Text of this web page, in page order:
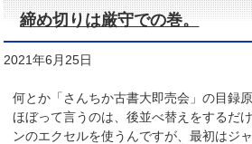
締め切りは厳守での巻。
2021年6月25日
何とか「さんちか古書大即売会」の目録
ほぼって言うのは、後並べ替えをするだ
ンのエクセルを使うんですが、最初はジ